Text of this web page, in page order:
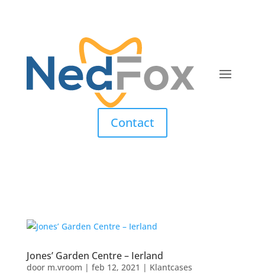
Contact
Jones’ Garden Centre – Ierland
door m.vroom | feb 12, 2021 | Klantcases